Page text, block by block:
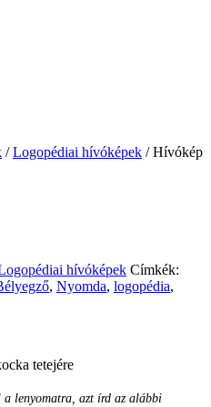
/Logopédiai hívóképek / Hívókép
hívóképek Címkék:
, Nyomda, logopédia,
tetejére
a lenyomatra, azt írd az alábbi